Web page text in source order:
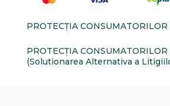
PROTECŢIA CONSUMATORILOR
PROTECŢIA CONSUMATORILOR
(Solutionarea Alternativa a